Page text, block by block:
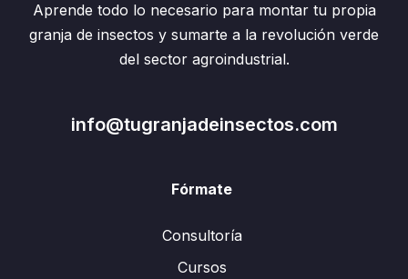
Aprende todo lo necesario para montar tu propia
granja de insectos y sumarte a la revolución verde
del sector agroindustrial.
info@tugranjadeinsectos.com
Fórmate
Consultoría
Cursos